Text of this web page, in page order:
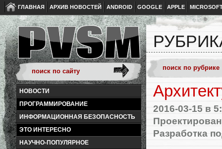
ГЛАВНАЯ АРХИВ НОВОСТЕЙ ANDROID GOOGLE APPLE
НОВОСТИ
ПРОГРАММИРОВАНИЕ
ИНФОРМАЦИОННАЯ БЕЗОПАСНОСТЬ
ЭТО ИНТЕРЕСНО
НАУЧНО-ПОПУЛЯРНОЕ
2016-03-15 в
Разработка